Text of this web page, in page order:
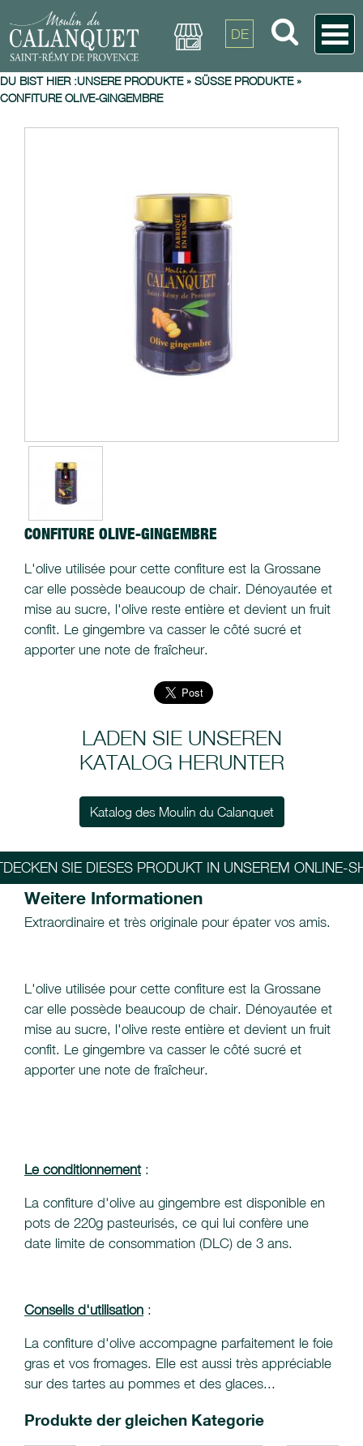
DE
DU BIST HIER :UNSERE PRODUKTE» SÜSSE PRODUKTE »
CONFITURE OLIVE-GINGEMBRE
CONFITURE OLIVE-GINGEMBRE
L'olive utilisée pour cette confiture est la Grossane
car elle possède beaucoup de chair. Dénoyautée et
mise au sucre, l'olive reste entière et devient un fruit
confit. Le gingembre va casser le côté sucré et
apporter une note de fraîcheur.
LADEN SIE UNSEREN
KATALOG HERUNTER
Katalog des Moulin du Calanquet
SIE DIESES PRODUKT IN UNSEREM ONLINE-
Weitere Informationen
Extraordinaire et très originale pour épater vos amis.
L'olive utilisée pour cette confiture est la Grossane
car elle possède beaucoup de chair. Dénoyautée et
mise au sucre, l'olive reste entière et devient un fruit
confit. Le gingembre va casser le côté sucré et
apporter une note de fraîcheur.
Le conditionnement:
La confiture d'olive au gingembre est disponible en
pots de 220g pasteurisés, ce qui lui confère une
date limite de consommation (DLC) de 3 ans.
Conseils d'utilisation :
La confiture d'olive accompagne parfaitement le foie
gras et vos fromages. Elle est aussi très appréciable
sur des tartes au pommes et des glaces...
Produkte der gleichen Kategorie